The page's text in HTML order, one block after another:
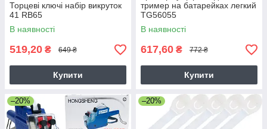
Торцеві ключі набір викруток
41 RB65
В наявності
519,20 ₴ 649 ₴
Купити
тример на батарейках легкий
TG56055
В наявності
617,60 ₴ 772 ₴
Купити
–20% –20%